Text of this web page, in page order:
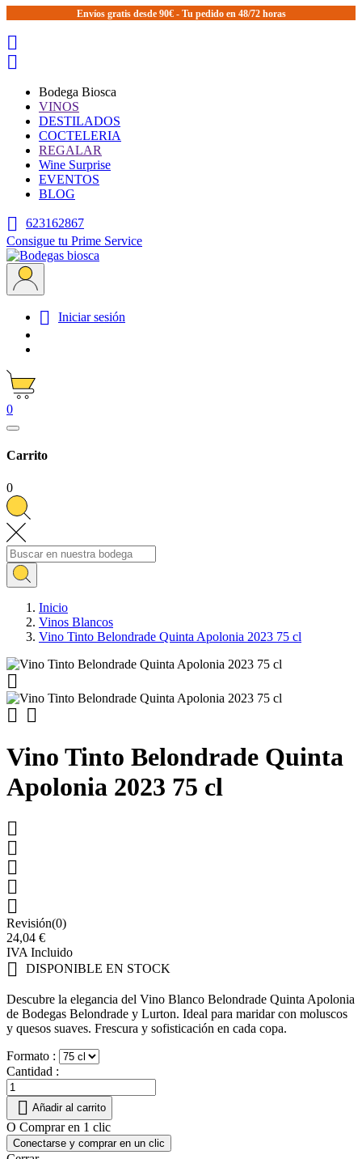
Envíos gratis desde 90€ - Tu pedido en 48/72 horas


Bodega Biosca
VINOS
DESTILADOS
COCTELERIA
REGALAR
Wine Surprise
EVENTOS
BLOG

623162867
Consigue tu Prime Service
 Iniciar sesión
0
Carrito
0
Inicio
Vinos Blancos
Vino Tinto Belondrade Quinta Apolonia 2023 75 cl

 
Vino Tinto Belondrade Quinta
Apolonia 2023 75 cl





Revisión(0)
24,04 €
IVA Incluido
 DISPONIBLE EN STOCK
Descubre la elegancia del Vino Blanco Belondrade Quinta Apolonia
de Bodegas Belondrade y Lurton. Ideal para maridar con moluscos
y quesos suaves. Frescura y sofisticación en cada copa.
Formato :
Cantidad :
 Añadir al carrito
O Comprar en 1 clic
Conectarse y comprar en un clic